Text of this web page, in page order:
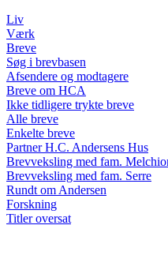
Liv
Værk
Breve
Søg i brevbasen
Afsendere og modtagere
Breve om HCA
Ikke tidligere trykte breve
Alle breve
Enkelte breve
Partner H.C. Andersens Hus
Brevveksling med fam.
Brevveksling med fam. Serre
Rundt om Andersen
Forskning
Titler oversat